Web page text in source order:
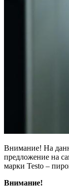
Внимание! На
предложение на
марки Testo –
Внимание!